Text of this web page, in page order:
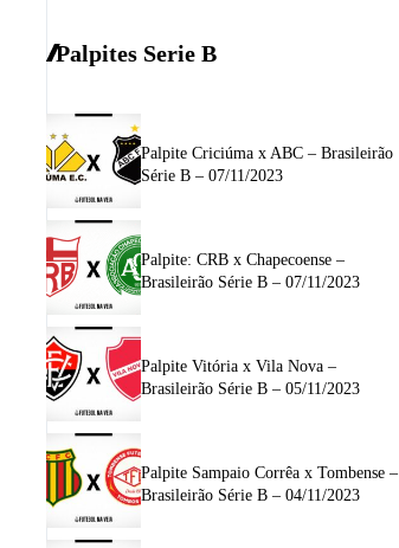
Palpites Serie B
Palpite Criciúma x ABC – Brasileirão
Série B – 07/11/2023
Palpite: CRB x Chapecoense –
Brasileirão Série B – 07/11/2023
Palpite Vitória x Vila Nova –
Brasileirão Série B – 05/11/2023
Palpite Sampaio Corrêa x Tombense –
Brasileirão Série B – 04/11/2023